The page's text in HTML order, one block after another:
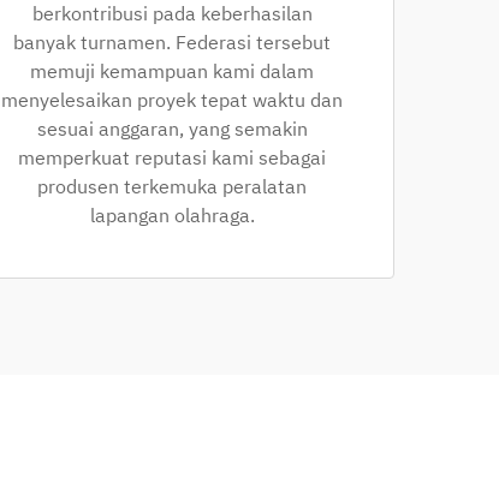
berkontribusi pada keberhasilan
banyak turnamen. Federasi tersebut
memuji kemampuan kami dalam
menyelesaikan proyek tepat waktu dan
sesuai anggaran, yang semakin
memperkuat reputasi kami sebagai
produsen terkemuka peralatan
lapangan olahraga.